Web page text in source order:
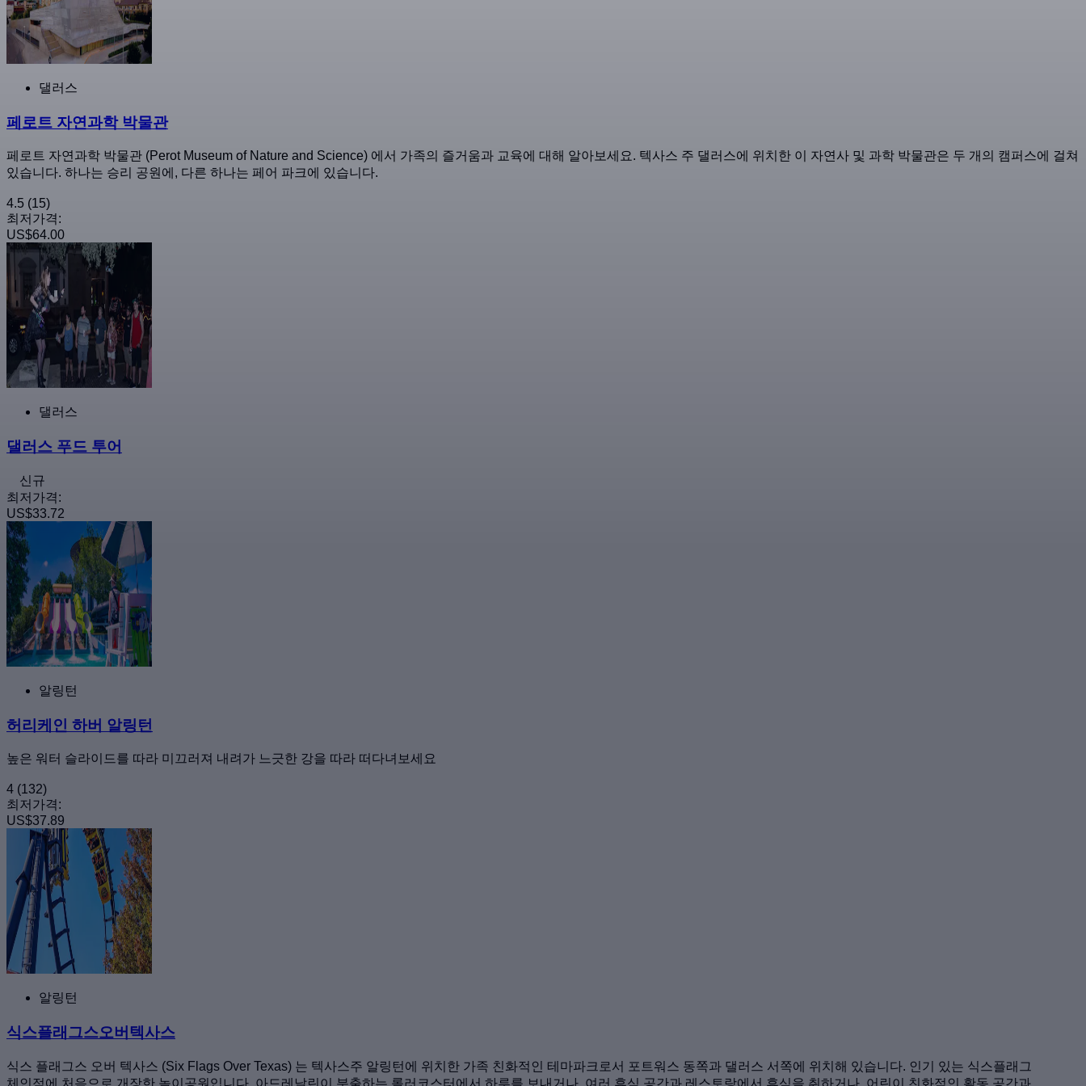
댈러스
페로트 자연과학 박물관
페로트 자연과학 박물관 (Perot Museum of Nature and Science) 에서 가족의 즐거움과 교육에 대해 알아보세요. 텍사스 주 댈러스에 위치한 이 자연사 및 과학 박물관은 두 개의 캠퍼스에 걸쳐
있습니다. 하나는 승리 공원에, 다른 하나는 페어 파크에 있습니다.
4.5 (15)
최저가격:
US$64.00
댈러스
댈러스 푸드 투어
신규
최저가격:
US$33.72
알링턴
허리케인 하버 알링턴
높은 워터 슬라이드를 따라 미끄러져 내려가 느긋한 강을 따라 떠다녀보세요
4 (132)
최저가격:
US$37.89
알링턴
식스플래그스오버텍사스
식스 플래그스 오버 텍사스 (Six Flags Over Texas) 는 텍사스주 알링턴에 위치한 가족 친화적인 테마파크로서 포트워스 동쪽과 댈러스 서쪽에 위치해 있습니다. 인기 있는 식스플래그
체인점에 처음으로 개장한 놀이공원입니다. 아드레날린이 분출하는 롤러코스터에서 하루를 보내거나, 여러 휴식 공간과 레스토랑에서 휴식을 취하거나, 어린이 친화적인 활동 공간과